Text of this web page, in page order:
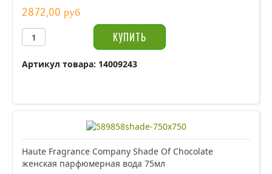
2872,00 руб
Артикул товара: 14009243
Haute Fragrance Company Shade Of Chocolate
женская парфюмерная вода 75мл